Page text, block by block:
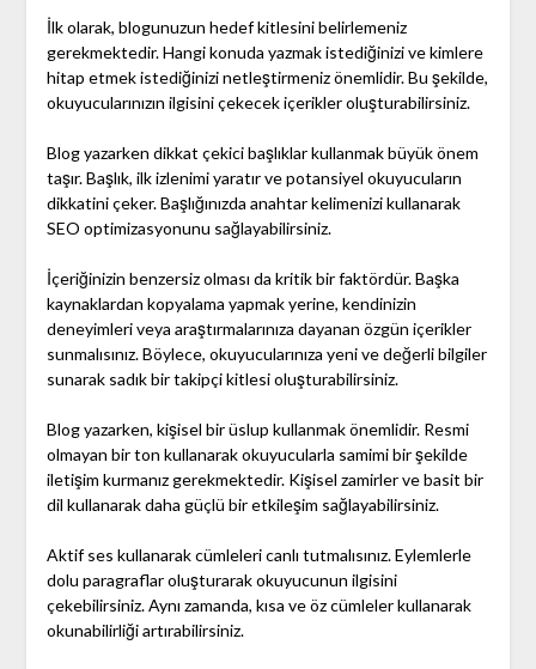
İlk olarak, blogunuzun hedef kitlesini belirlemeniz
gerekmektedir. Hangi konuda yazmak istediğinizi ve kimlere
hitap etmek istediğinizi netleştirmeniz önemlidir. Bu şekilde,
okuyucularınızın ilgisini çekecek içerikler oluşturabilirsiniz.
Blog yazarken dikkat çekici başlıklar kullanmak büyük önem
taşır. Başlık, ilk izlenimi yaratır ve potansiyel okuyucuların
dikkatini çeker. Başlığınızda anahtar kelimenizi kullanarak
SEO optimizasyonunu sağlayabilirsiniz.
İçeriğinizin benzersiz olması da kritik bir faktördür. Başka
kaynaklardan kopyalama yapmak yerine, kendinizin
deneyimleri veya araştırmalarınıza dayanan özgün içerikler
sunmalısınız. Böylece, okuyucularınıza yeni ve değerli bilgiler
sunarak sadık bir takipçi kitlesi oluşturabilirsiniz.
Blog yazarken, kişisel bir üslup kullanmak önemlidir. Resmi
olmayan bir ton kullanarak okuyucularla samimi bir şekilde
iletişim kurmanız gerekmektedir. Kişisel zamirler ve basit bir
dil kullanarak daha güçlü bir etkileşim sağlayabilirsiniz.
Aktif ses kullanarak cümleleri canlı tutmalısınız. Eylemlerle
dolu paragraflar oluşturarak okuyucunun ilgisini
çekebilirsiniz. Aynı zamanda, kısa ve öz cümleler kullanarak
okunabilirliği artırabilirsiniz.